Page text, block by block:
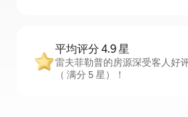
平均评分 4.9 星
雷夫菲勒普的房源深受客人好
（ 满分 5 星）！